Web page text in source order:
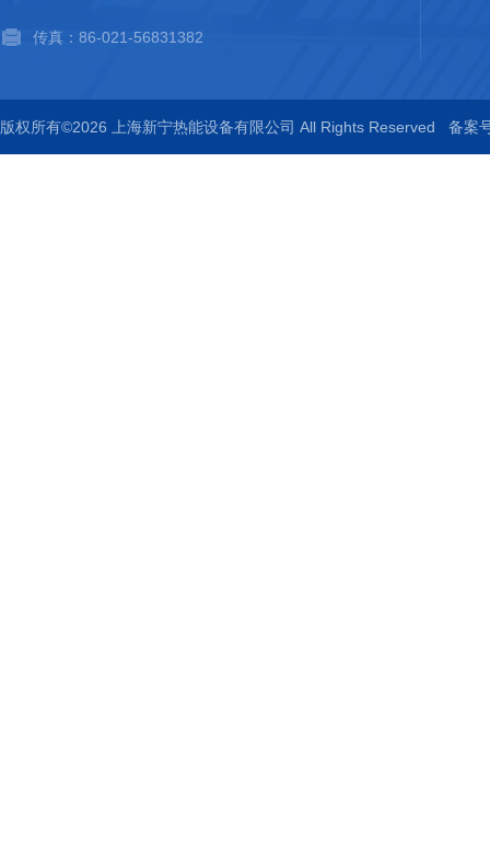
传真：86-021-56831382
版权所有©2026 上海新宁热能设备有限公司 All Rights Reserved 备案